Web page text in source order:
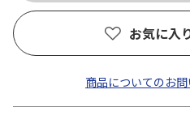
お気に入
商品についてのお